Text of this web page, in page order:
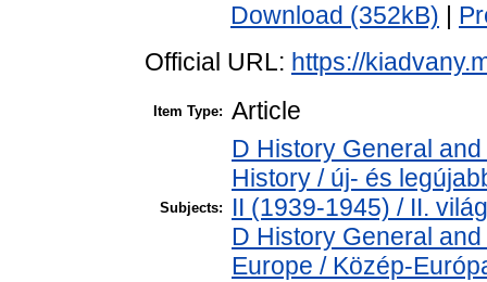
Download (352kB)
Official URL: https://
Item Type: Article
Subjects:
D History General
History / új- és
II (1939-1945) / II.
D History General
Europe / Közép-